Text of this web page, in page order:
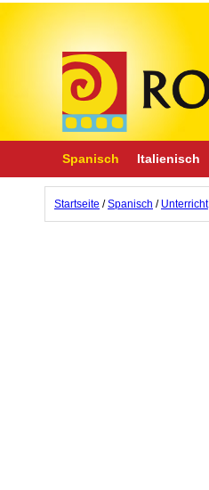
Spanisch Italienisch
Startseite /Spanisch / Unterricht